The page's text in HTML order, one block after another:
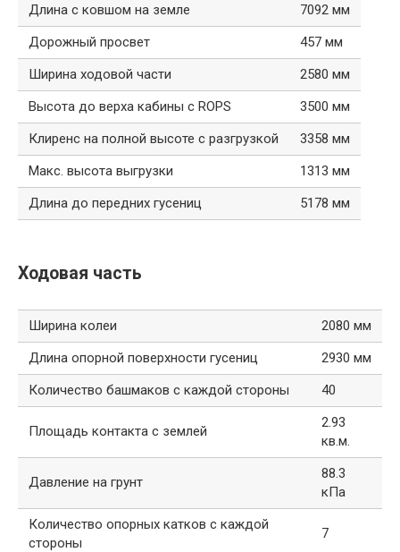
Длина с ковшом на земле
7092 мм
Дорожный просвет
457 мм
Ширина ходовой части
2580 мм
Высота до верха кабины с ROPS
3500 мм
Клиренс на полной высоте с разгрузкой
3358 мм
Макс. высота выгрузки
1313 мм
Длина до передних гусениц
5178 мм
Ходовая часть
Ширина колеи
2080 мм
Длина опорной поверхности гусениц
2930 мм
Количество башмаков с каждой стороны
40
Площадь контакта с землей
2.93
кв.м.
Давление на грунт
88.3
кПа
Количество опорных катков с каждой
стороны
7